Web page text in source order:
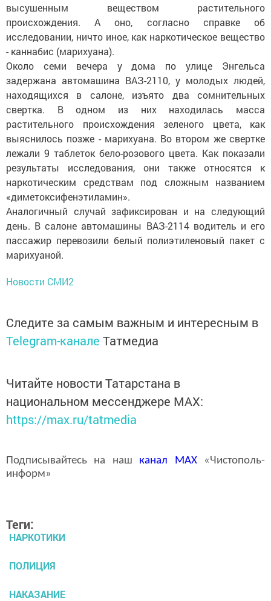
высушенным веществом растительного
происхождения. А оно, согласно справке об
исследовании, ничто иное, как наркотическое вещество
- каннабис (марихуана).
Около семи вечера у дома по улице Энгельса
задержана автомашина ВАЗ-2110, у молодых людей,
находящихся в салоне, изъято два сомнительных
свертка. В одном из них находилась масса
растительного происхождения зеленого цвета, как
выяснилось позже - марихуана. Во втором же свертке
лежали 9 таблеток бело-розового цвета. Как показали
результаты исследования, они также относятся к
наркотическим средствам под сложным названием
«диметоксифенэтиламин».
Аналогичный случай зафиксирован и на следующий
день. В салоне автомашины ВАЗ-2114 водитель и его
пассажир перевозили белый полиэтиленовый пакет с
марихуаной.
Новости СМИ2
Следите за самым важным и интересным в
Telegram-канале Татмедиа
Читайте новости Татарстана в
национальном мессенджере MАХ:
https://max.ru/tatmedia
Подписывайтесь на наш канал MAX«Чистополь-
информ»
Теги:
НАРКОТИКИ
ПОЛИЦИЯ
НАКАЗАНИЕ